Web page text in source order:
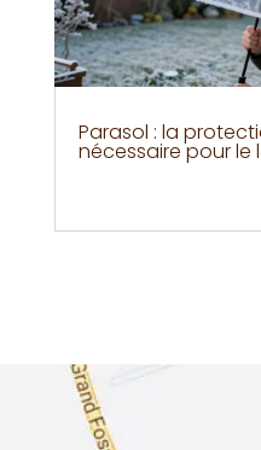
Parasol : la
nécessaire pour le